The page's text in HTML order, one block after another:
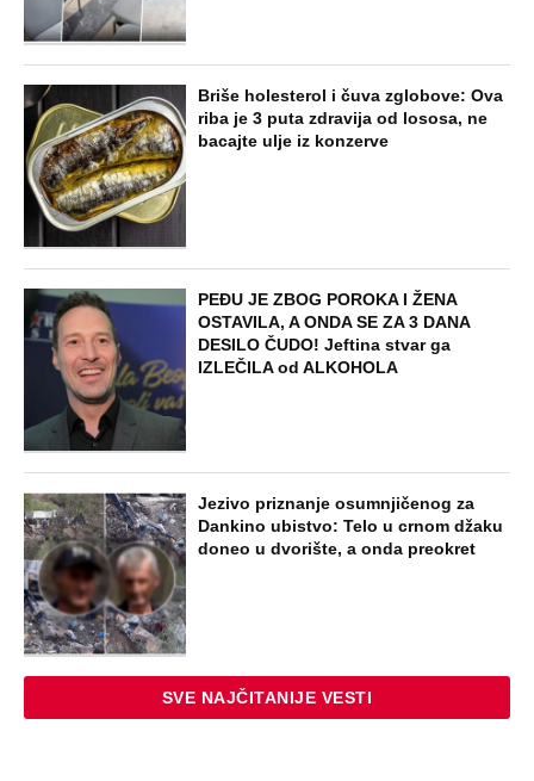
Briše holesterol i čuva zglobove: Ova
riba je 3 puta zdravija od lososa, ne
bacajte ulje iz konzerve
PEĐU JE ZBOG POROKA I ŽENA
OSTAVILA, A ONDA SE ZA 3 DANA
DESILO ČUDO! Jeftina stvar ga
IZLEČILA od ALKOHOLA
Jezivo priznanje osumnjičenog za
Dankino ubistvo: Telo u crnom džaku
doneo u dvorište, a onda preokret
SVE NAJČITANIJE VESTI